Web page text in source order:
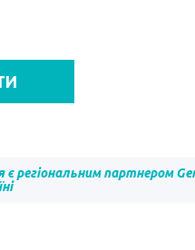
є регіональним партнером